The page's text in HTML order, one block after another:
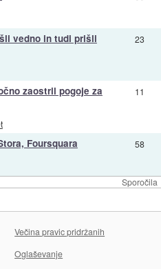
Sporočila
vedno in tudi prišli 23
zaostril pogoje za 11
Foursquara 58
Večina pravic pridržanih
Oglaševanje